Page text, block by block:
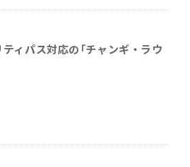
ィパス対応の「チャンギ・ラウ